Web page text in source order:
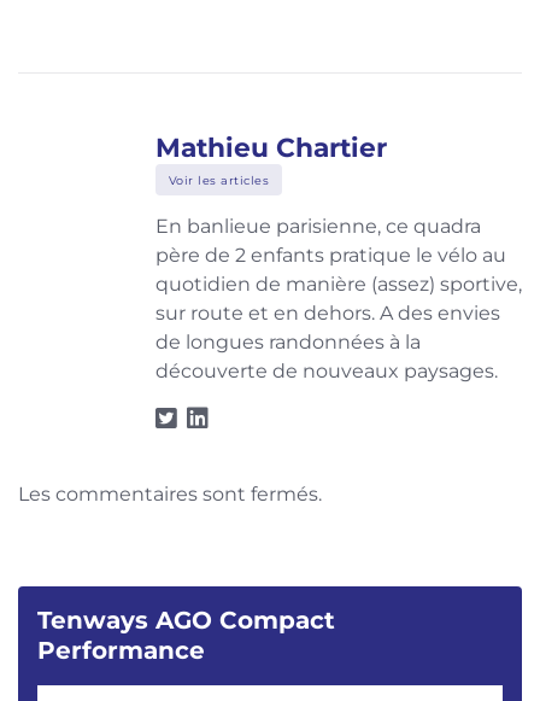
Mathieu Chartier
Voir les articles
En banlieue parisienne, ce quadra
père de 2 enfants pratique le vélo au
quotidien de manière (assez) sportive,
sur route et en dehors. A des envies
de longues randonnées à la
découverte de nouveaux paysages.
Les commentaires sont fermés.
Tenways AGO Compact
Performance